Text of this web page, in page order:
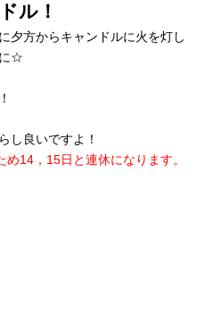
ル！
夕方からキャンドルに火を灯し
に☆
し良いですよ！
14，15日と連休になります。